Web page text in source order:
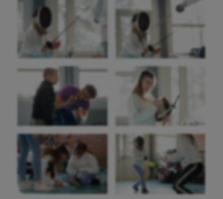
Athlétisme
Auto
Aviron
Balle à la main
Ballon au poing
Baseball
Billard
Boules lyonnaises
Canoë-kayak
Cerf Volant